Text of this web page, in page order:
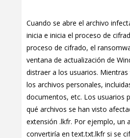
Cuando se abre el archivo
inicia e inicia el proceso de
proceso de cifrado, el
ventana de actualización de
distraer a los usuarios.
los archivos personales,
documentos, etc. Los usuarios
qué archivos se han visto
extensión .lkfr. Por ejemplo, un
convertiría en text.txt.lkfr si se